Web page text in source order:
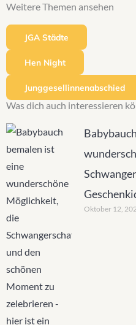
Weitere Themen ansehen
JGA Städte
Hen Night
Junggesellinnenabschied
Was dich auch interessieren
Oktober 12,